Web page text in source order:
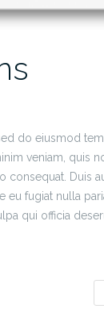
do eiusmod
veniam, quis
consequat. Duis
fugiat nulla
qui officia